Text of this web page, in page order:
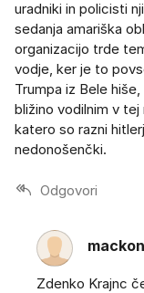
uradniki in policisti
sedanja amariška
organizacijo trde
vodje, ker je to
Trumpa iz Bele
bližino vodilnim v
katero so razni
nedonošenčki.
Odgovori
Zdenko Krajnc